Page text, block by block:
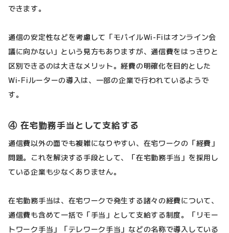
できます。
通信の安定性などを考慮して「モバイルWi-Fiはオンライン会
議に向かない」という見方もありますが、通信費をはっきりと
区別できるのは大きなメリット。経費の明確化を目的とした
Wi-Fiルーターの導入は、一部の企業で行われているようで
す。
④ 在宅勤務手当として支給する
通信費以外の面でも複雑になりやすい、在宅ワークの「経費」
問題。これを解決する手段として、「在宅勤務手当」を採用し
ている企業も少なくありません。
在宅勤務手当は、在宅ワークで発生する諸々の経費について、
通信費も含めて一括で「手当」として支給する制度。「リモー
トワーク手当」「テレワーク手当」などの名称で導入している